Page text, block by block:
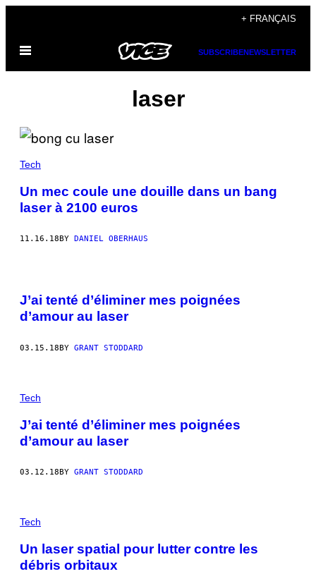
content
+ FRANÇAIS
Open
SUBSCRIBENEWSLETTER
laser
Tech
Un mec coule une douille dans un bang
laser à 2100 euros
11.16.18 BY DANIEL OBERHAUS
J’ai tenté d’éliminer mes poignées
d’amour au laser
03.15.18BY GRANT STODDARD
Tech
J’ai tenté d’éliminer mes poignées
d’amour au laser
03.12.18 BY GRANT STODDARD
Tech
Un laser spatial pour lutter contre les
débris orbitaux